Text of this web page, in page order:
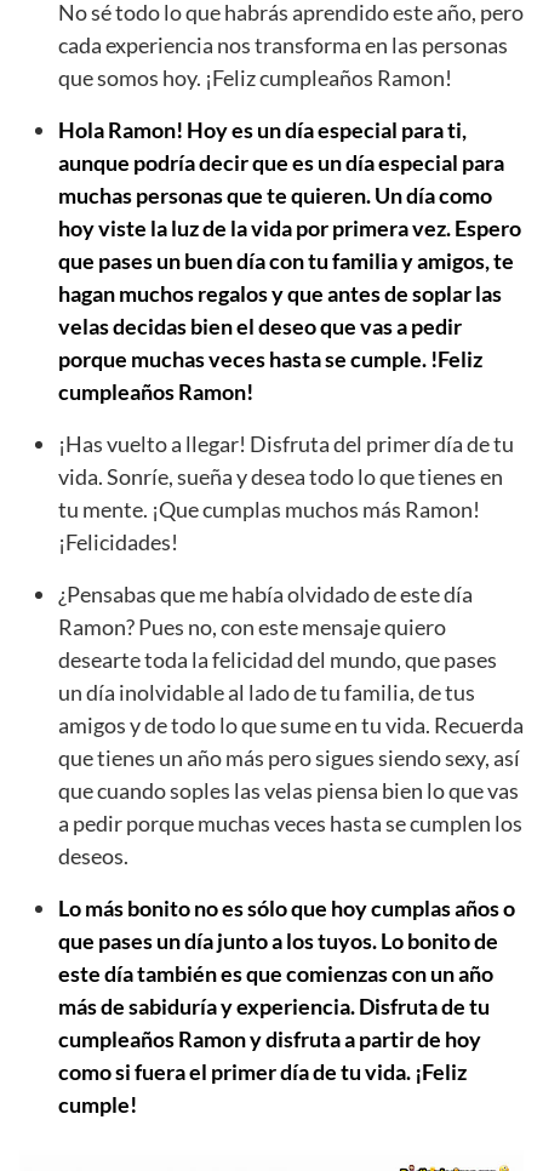
No sé todo lo que habrás aprendido este año, pero
cada experiencia nos transforma en las personas
que somos hoy. ¡Feliz cumpleaños Ramon!
Hola Ramon! Hoy es un día especial para ti,
aunque podría decir que es un día especial para
muchas personas que te quieren. Un día como
hoy viste la luz de la vida por primera vez. Espero
que pases un buen día con tu familia y amigos, te
hagan muchos regalos y que antes de soplar las
velas decidas bien el deseo que vas a pedir
porque muchas veces hasta se cumple. !Feliz
cumpleaños Ramon!
¡Has vuelto a llegar! Disfruta del primer día de tu
vida. Sonríe, sueña y desea todo lo que tienes en
tu mente. ¡Que cumplas muchos más Ramon!
¡Felicidades!
¿Pensabas que me había olvidado de este día
Ramon? Pues no, con este mensaje quiero
desearte toda la felicidad del mundo, que pases
un día inolvidable al lado de tu familia, de tus
amigos y de todo lo que sume en tu vida. Recuerda
que tienes un año más pero sigues siendo sexy, así
que cuando soples las velas piensa bien lo que vas
a pedir porque muchas veces hasta se cumplen los
deseos.
Lo más bonito no es sólo que hoy cumplas años o
que pases un día junto a los tuyos. Lo bonito de
este día también es que comienzas con un año
más de sabiduría y experiencia. Disfruta de tu
cumpleaños Ramon y disfruta a partir de hoy
como si fuera el primer día de tu vida. ¡Feliz
cumple!